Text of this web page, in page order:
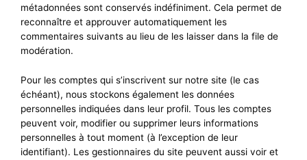
métadonnées sont conservés indéfiniment. Cela permet de
reconnaître et approuver automatiquement les
commentaires suivants au lieu de les laisser dans la file de
modération.
Pour les comptes qui s’inscrivent sur notre site (le cas
échéant), nous stockons également les données
personnelles indiquées dans leur profil. Tous les comptes
peuvent voir, modifier ou supprimer leurs informations
personnelles à tout moment (à l’exception de leur
identifiant). Les gestionnaires du site peuvent aussi voir et